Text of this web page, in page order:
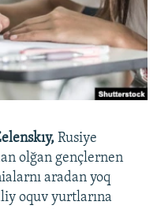
Rusiye
olğan gençlernen
aradan yoq
oquv yurtlarına